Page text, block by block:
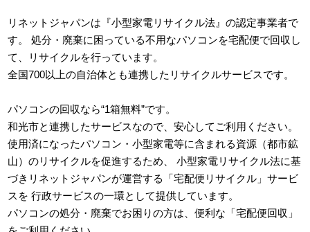
リネットジャパンは『小型家電リサイクル法』の認定事業者で
す。
処分・廃棄に困っている不用なパソコンを宅配便で回収し
て、リサイクルを行っています。
全国700以上の自治体とも連携したリサイクルサービスです。
パソコンの回収なら“1箱無料”です。
和光市と連携したサービスなので、安心してご利用ください。
使用済になったパソコン・小型家電等に含まれる資源（都市鉱
山）のリサイクルを促進するため、
小型家電リサイクル法に基
づきリネットジャパンが運営する「宅配便リサイクル」サービ
スを 行政サービスの一環として提供しています。
パソコンの処分・廃棄でお困りの方は、便利な「宅配便回収」